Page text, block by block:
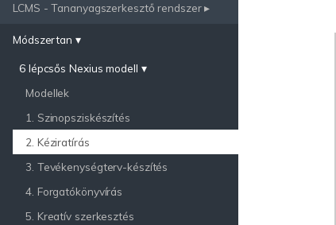
LCMS - Tananyagszerkesztő rendszer ▸
Módszertan ▾
6 lépcsős Nexius modell ▾
Modellek
1. Szinopsziskészítés
2. Kéziratírás
3. Tevékenységterv-készítés
4. Forgatókönyvírás
5. Kreatív szerkesztés